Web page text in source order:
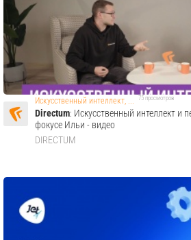
Искусственный интеллект, ... 75 просмотров
Directum: Искусственный интеллект и
фокусе Ильи - видео
DIRECTUM